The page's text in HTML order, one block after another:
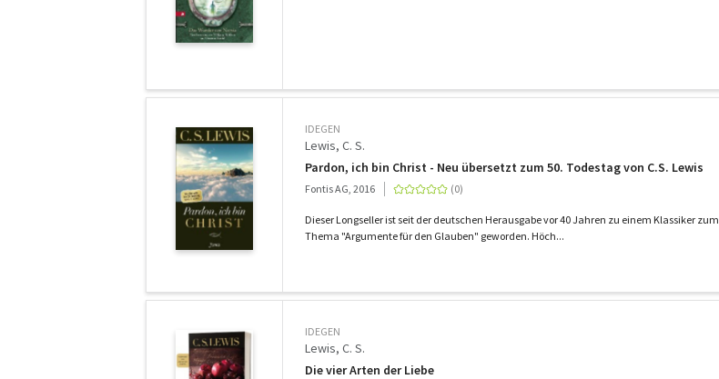
IDEGEN
Lewis, C. S.
Pardon, ich bin Christ - Neu übersetzt zum 50. Todestag von C.S. Lewis
Fontis AG, 2016
Dieser Longseller ist seit der deutschen Herausgabe vor 40 Jahren zu einem Klassiker zum
Thema "Argumente für den Glauben" geworden. Höch...
IDEGEN
Lewis, C. S.
Die vier Arten der Liebe